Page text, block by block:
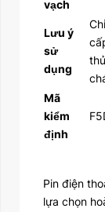
vạch
Lưu ý
sử
dụng
Mã
kiểm
định
Pin điện
lựa chọn